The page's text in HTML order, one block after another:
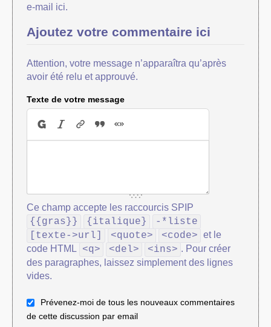
e-mail ici.
Ajoutez votre commentaire ici
Attention, votre message n’apparaîtra qu’après
avoir été relu et approuvé.
Texte de votre message
Ce champ accepte les raccourcis SPIP
{{gras}} {italique}
-*liste
[texte->url]
<quote> <code> et le
code HTML
<q> <del> <ins> . Pour créer
des paragraphes, laissez simplement des lignes
vides.
Prévenez-moi de tous les nouveaux commentaires
de cette discussion par email